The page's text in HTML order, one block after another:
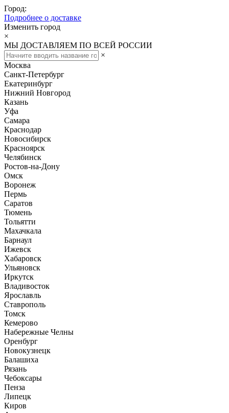
Город:
Подробнее о доставке
Изменить город
×
МЫ ДОСТАВЛЯЕМ ПО ВСЕЙ РОССИИ
×
Москва
Санкт-Петербург
Екатеринбург
Нижний Новгород
Казань
Уфа
Самара
Краснодар
Новосибирск
Красноярск
Челябинск
Ростов-на-Дону
Омск
Воронеж
Пермь
Саратов
Тюмень
Тольятти
Махачкала
Барнаул
Ижевск
Хабаровск
Ульяновск
Иркутск
Владивосток
Ярославль
Ставрополь
Томск
Кемерово
Набережные Челны
Оренбург
Новокузнецк
Балашиха
Рязань
Чебоксары
Пенза
Липецк
Киров